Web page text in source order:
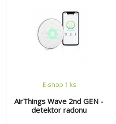
aplikace na GooglePlay nebo
App Stor Airthings Wave Mini
má malé rozměry, ale nabízí
velký výkon. Čtyři senzory
AirThings Wave 2nd GEN -
detektor radonu
E-shop 1 ks